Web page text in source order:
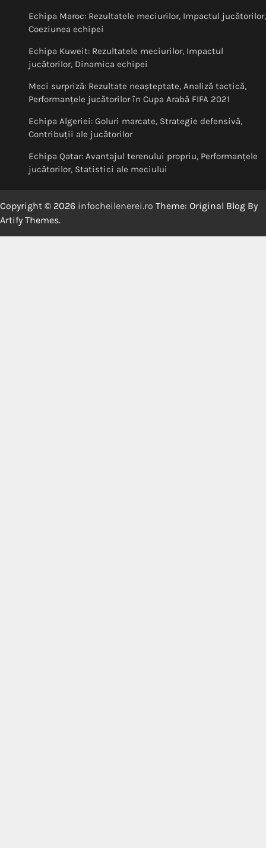
Echipa Maroc: Rezultatele meciurilor, Impactul jucătorilor,
Coeziunea echipei
Echipa Kuweit: Rezultatele meciurilor, Impactul
jucătorilor, Dinamica echipei
Meci surpriză: Rezultate neașteptate, Analiză tactică,
Performanțele jucătorilor în Cupa Arabă FIFA 2021
Echipa Algeriei: Goluri marcate, Strategie defensivă,
Contribuții ale jucătorilor
Echipa Qatar: Avantajul terenului propriu, Performanțele
jucătorilor, Statistici ale meciului
Copyright © 2026 infocheilenerei.ro Theme: Original Blog By
Artify Themes.